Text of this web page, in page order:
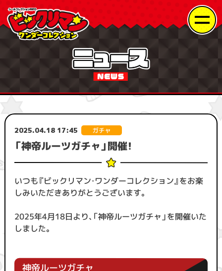
2025.04.18 17:45
「神帝ルーツガチャ」開催！
いつも『ビックリマン・ワンダーコレクション』をお楽
しみいただきありがとうございます。
2025年4月18日より、「神帝ルーツガチャ」を開催いた
しました。
神帝ルーツガチャ